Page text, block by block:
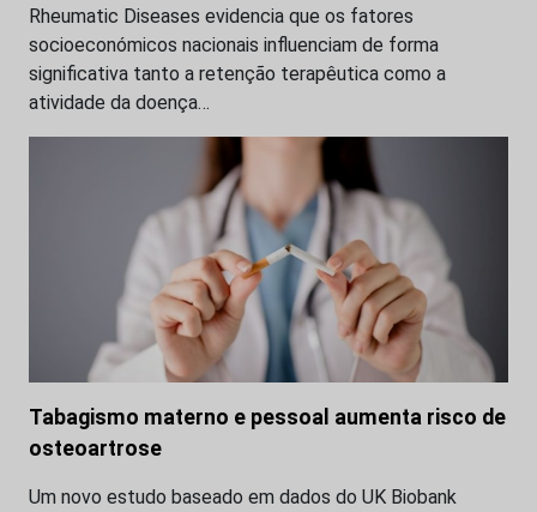
Rheumatic Diseases evidencia que os fatores
socioeconómicos nacionais influenciam de forma
significativa tanto a retenção terapêutica como a
atividade da doença…
Tabagismo materno e pessoal aumenta risco de
osteoartrose
Um novo estudo baseado em dados do UK Biobank